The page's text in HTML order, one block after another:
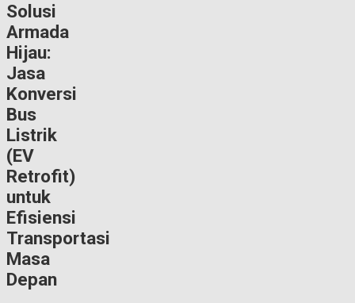
Solusi
Armada
Hijau:
Jasa
Konversi
Bus
Listrik
(EV
Retrofit)
untuk
Efisiensi
Transportasi
Masa
Depan